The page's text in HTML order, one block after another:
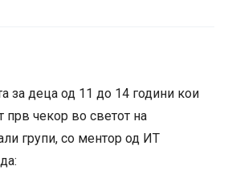
за деца од 11 до 14 години кои
прв чекор во светот на
групи, со ментор од ИТ